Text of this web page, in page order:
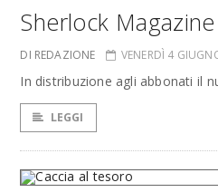
Sherlock
DI REDAZIONE VENERDÌ 4
In distribuzione agli abbonati il
LEGGI